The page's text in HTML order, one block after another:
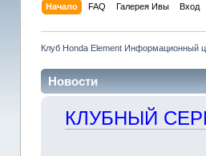
Начало FAQ Галерея Ивы Вход
Клуб Honda Element Информационный
Новости
КЛУБНЫЙ